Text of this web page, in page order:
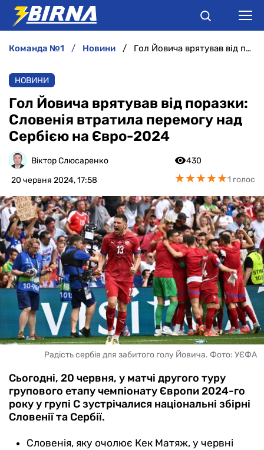
АНАЛІТИКА
ІНТЕРВ'Ю
РІЗНЕ
БУКМЕКЕРИ
команда №1 новини Гол Йовича врятував від поразки: Словенія втратила перемогу над Сербією на Євро-2024
НОВИНИ
Гол Йовича врятував від поразки:
Словенія втратила перемогу над
Сербією на Євро-2024
Віктор Слюсаренко
20 червня 2024, 17:58
430
★★★★★
★★★★★1 голос
Радість сербів для забитого голу Йовича. Фото: УЄФА
Сьогодні, 20 червня, у матчі другого туру
групового етапу чемпіонату Європи 2024-го
року у групі С зустрічалися національні збірні
Словенії та Сербії.
Словенія, яку очолює Кек Матяж, у червні